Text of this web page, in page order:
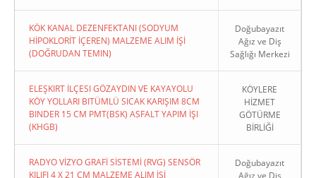
KÖK KANAL DEZENFEKTANI (SODYUM
HİPOKLORİT İÇEREN) MALZEME ALIM İŞİ
(DOĞRUDAN TEMIN)
Doğubayazıt
Ağız ve Diş
Sağlığı Merkezi
ELEŞKIRT İLÇESI GÖZAYDIN VE KAYAYOLU
KÖY YOLLARI BITÜMLÜ SICAK KARIŞIM 8CM
BINDER 15 CM PMT(BSK) ASFALT YAPIM İŞI
(KHGB)
KÖYLERE
HİZMET
GÖTÜRME
BİRLİĞİ
RADYO VİZYO GRAFİ SİSTEMİ (RVG) SENSÖR
KILIFI 4 X 21 CM MALZEME ALIM İŞİ
Doğubayazıt
Ağız ve Diş